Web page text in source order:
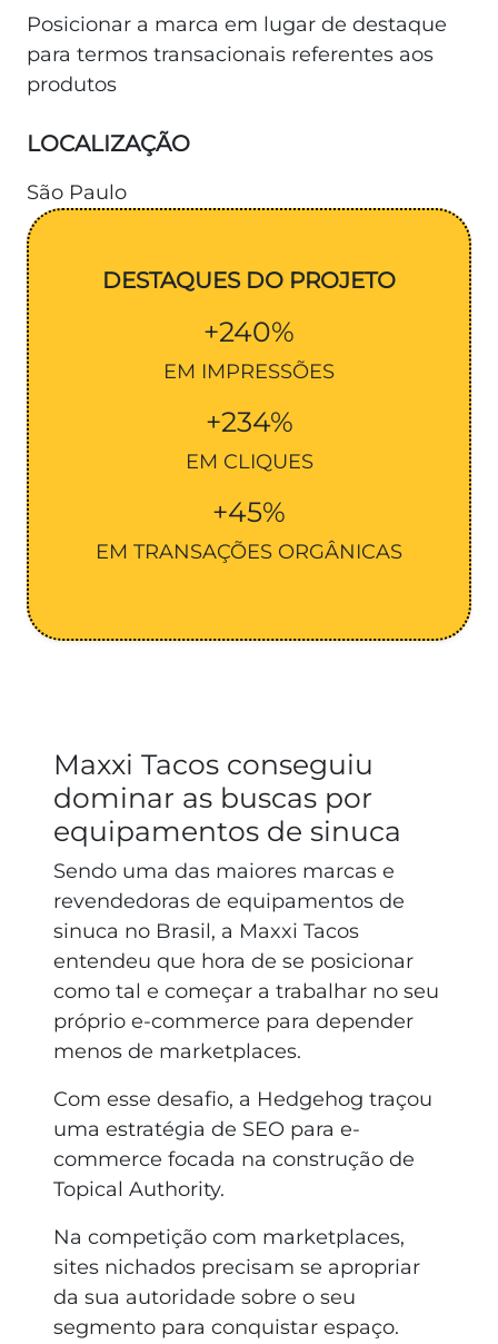
Posicionar a marca em lugar de destaque
para termos transacionais referentes aos
produtos
LOCALIZAÇÃO
São Paulo
DESTAQUES DO PROJETO
+240%
EM IMPRESSÕES
+234%
EM CLIQUES
+45%
EM TRANSAÇÕES ORGÂNICAS
Maxxi Tacos conseguiu
dominar as buscas por
equipamentos de sinuca
Sendo uma das maiores marcas e
revendedoras de equipamentos de
sinuca no Brasil, a Maxxi Tacos
entendeu que hora de se posicionar
como tal e começar a trabalhar no seu
próprio e-commerce para depender
menos de marketplaces.
Com esse desafio, a Hedgehog traçou
uma estratégia de SEO para e-
commerce focada na construção de
Topical Authority.
Na competição com marketplaces,
sites nichados precisam se apropriar
da sua autoridade sobre o seu
segmento para conquistar espaço.